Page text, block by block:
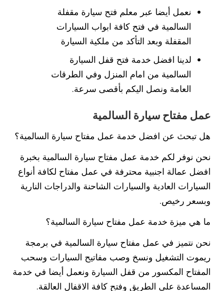
نعمل أيضا عبر معلم فتح سيارة مقفلة
السالمية في فتح كافة ابواب السيارات
المقفلة وبعد التأكد من ملكية السيارة
لدينا افضل خدمة فتح قفل السيارة
السالمية من امام المنزل وفي الطرقات
العامة ونصل اليكم بأقصى سرعة.
عمل مفتاح سيارة السالمية
هل تبحث عن افضل خدمة عمل مفتاح سيارة السالمية؟
نحن نوفر لكم خدمة عمل مفتاح سيارة السالمية بخبرة
افضل عمالة اجنبية محترفة في عمل مفتاح لكافة أنواع
السيارات العادية والسيارات الشاحنة والدراجات النارية
وبسعر رخيص.
ما هي ميزة خدمة عمل مفتاح سيارة السالمية؟
نحن نتميز في عمل مفتاح سيارة السالمية في برمجة
ريموت التشغيل ونسخ وصب مفاتيح السيارات وسحب
المفتاح المكسور من قفل السيارة ونعمل أيضا في خدمة
المساعدة على الطريق وفتح كافة الاقفال العالقة.